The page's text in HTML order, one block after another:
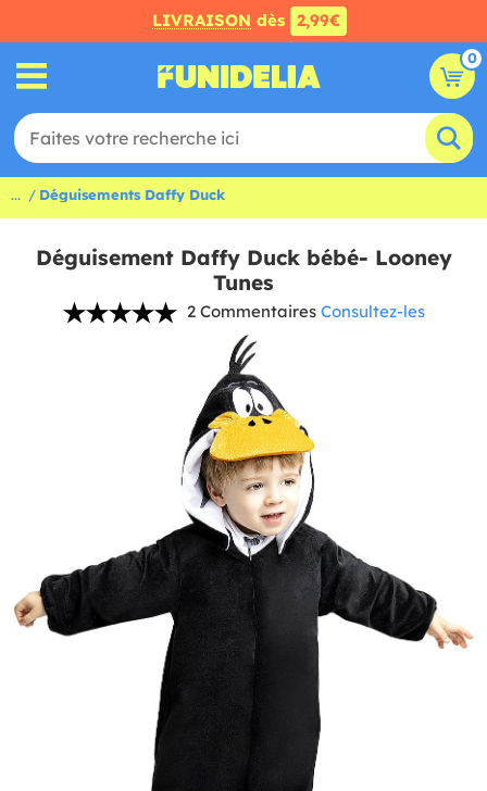
LIVRAISON dès 2,99€
0
... Déguisements Daffy Duck
Déguisement Daffy Duck bébé- Looney
Tunes
2 Commentaires Consultez-les